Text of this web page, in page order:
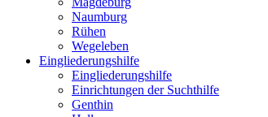
Naumburg
Rühen
Wegeleben
Eingliederungshilfe
Eingliederungshilfe
Einrichtungen der Suchthilfe
Genthin